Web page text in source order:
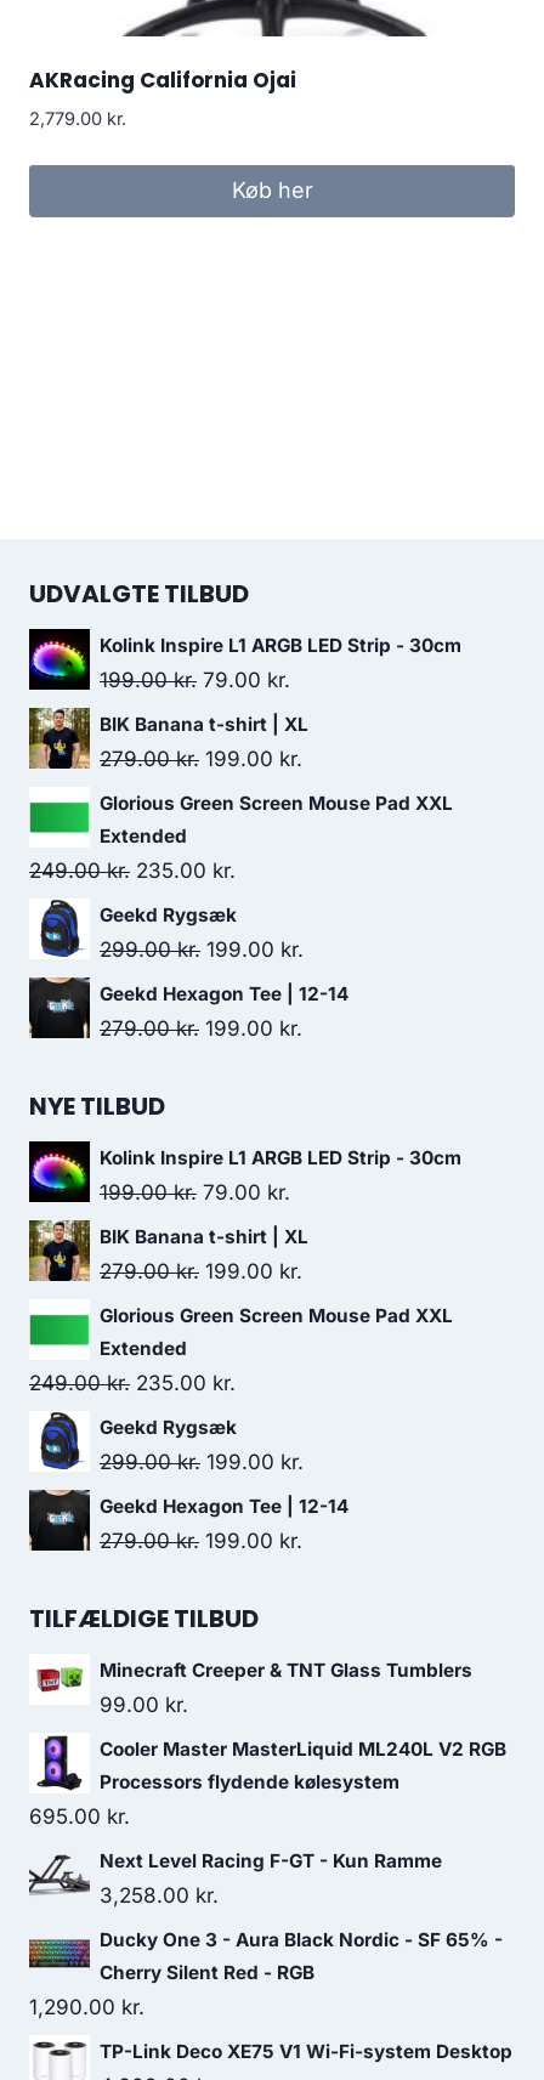
AKRacing California Ojai
2,779.00 kr.
Køb her
UDVALGTE TILBUD
Kolink Inspire L1 ARGB LED Strip - 30cm
199.00kr. Original
price
was:
79.00 kr.
price
is:
BIK Banana t-shirt | XL
279.00kr. Original
price
279.00 kr..
199.00 kr.
price
Glorious Green Screen Mouse Pad XXL
Extended
249.00kr. Original
price
was:
235.00 kr.
price
is:
235.00 kr..
Geekd Rygsæk
299.00kr. Original
price
was:
199.00 kr.
price
Geekd Hexagon Tee | 12-14
279.00kr. Original
199.00 kr.
NYE TILBUD
Kolink Inspire L1 ARGB LED Strip - 30cm
199.00kr. Original
price
was:
79.00 kr.
price
is:
BIK Banana t-shirt | XL
279.00kr. Original
price
279.00 kr..
199.00 kr.
price
Glorious Green Screen Mouse Pad XXL
Extended
249.00kr. Original
price
was:
235.00 kr.
price
is:
235.00 kr..
Geekd Rygsæk
299.00kr. Original
price
was:
199.00 kr.
price
Geekd Hexagon Tee | 12-14
279.00kr. Original
was:
199.00 kr.
TILFÆLDIGE TILBUD
Minecraft Creeper & TNT Glass Tumblers
99.00 kr.
Cooler Master MasterLiquid ML240L V2 RGB
Processors flydende kølesystem
695.00 kr.
Next Level Racing F-GT - Kun Ramme
3,258.00 kr.
Ducky One 3 - Aura Black Nordic - SF 65% -
Cherry Silent Red - RGB
1,290.00 kr.
TP-Link Deco XE75 V1 Wi-Fi-system Desktop